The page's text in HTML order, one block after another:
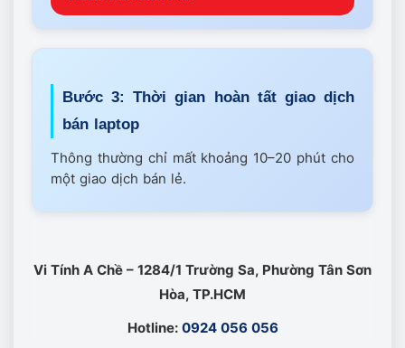
Bước 3: Thời gian hoàn tất giao dịch
bán laptop
Thông thường chỉ mất khoảng 10–20 phút cho
một giao dịch bán lẻ.
Vi Tính A Chề – 1284/1 Trường Sa, Phường Tân Sơn
Hòa, TP.HCM
Hotline: 0924 056 056